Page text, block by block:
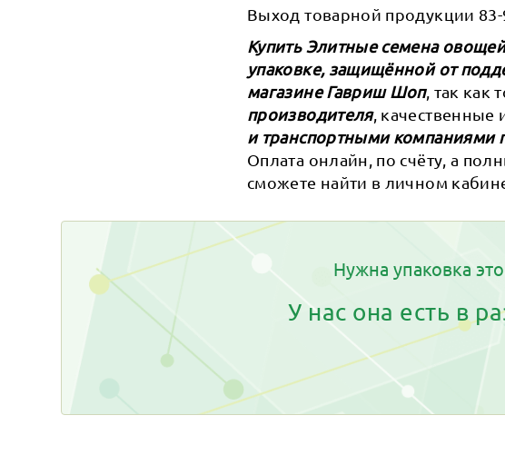
Выход товарной продукции 83-
Купить Элитные семена
упаковке, защищённой от
магазине Гавриш Шоп, так как
производителя, качественные
и транспортными компаниями
Оплата онлайн, по счёту, а
сможете найти в личном
Нужна упаковка
У нас она есть в